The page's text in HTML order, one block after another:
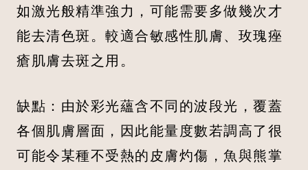
如激光般精準強力，可能需要多做幾次才
能去清色斑。較適合敏感性肌膚、玫瑰痤
瘡肌膚去斑之用。
缺點：由於彩光蘊含不同的波段光，覆蓋
各個肌膚層面，因此能量度數若調高了很
可能令某種不受熱的皮膚灼傷，魚與熊掌